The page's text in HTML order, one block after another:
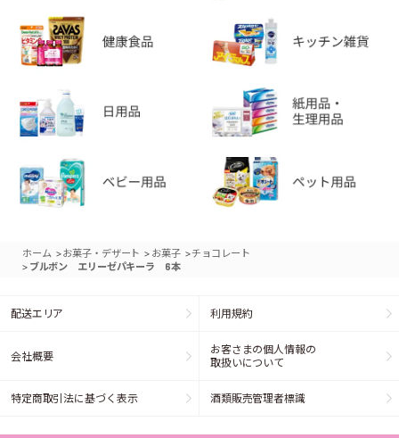
ホーム >お菓子・デザート > お菓子 >チョコレート
> ブルボン エリーゼパキーラ 6本
配送エリア 利用規約
会社概要
お客さまの個人情報の
取扱いについて
特定商取引法に基づく表示 酒類販売管理者標識